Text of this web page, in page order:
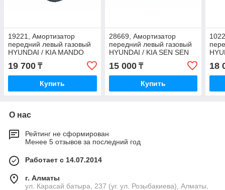
19221, Амортизатор
передний левый газовый
HYUNDAI / KIA MANDO
54651-2Z000
19 700 ₸
Купить
28669, Амортизатор
передний левый газовый
HYUNDAI / KIA SEN SEN
(Тайвань) 54651-2F000
15 000₸
Купить
18
О нас
Рейтинг не сформирован
Менее 5 отзывов за последний год
Работает с 14.07.2014
г. Алматы
ул. Карасай батыра, 237 (уг. ул. Розыбакиева), Алматы,